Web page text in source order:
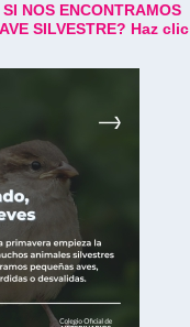
NOS ENCONTRAMOS
SILVESTRE? Haz clic